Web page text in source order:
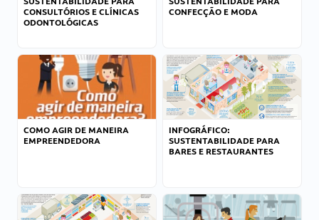
CONSULTÓRIOS E CLÍNICAS
ODONTOLÓGICAS
CONFECÇÃO E MODA
COMO AGIR DE MANEIRA
EMPREENDEDORA
INFOGRÁFICO:
SUSTENTABILIDADE PARA
BARES E RESTAURANTES